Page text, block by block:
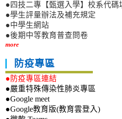
●四技二專【甄選入學】校系代碼
●學生評量辦法及補充規定
●中學生網站
●後期中等教育普查問卷
more
防疫專區
●防疫專區連結
●嚴重特殊傳染性肺炎專區
●Google meet
●Google教育版(教育雲登入)